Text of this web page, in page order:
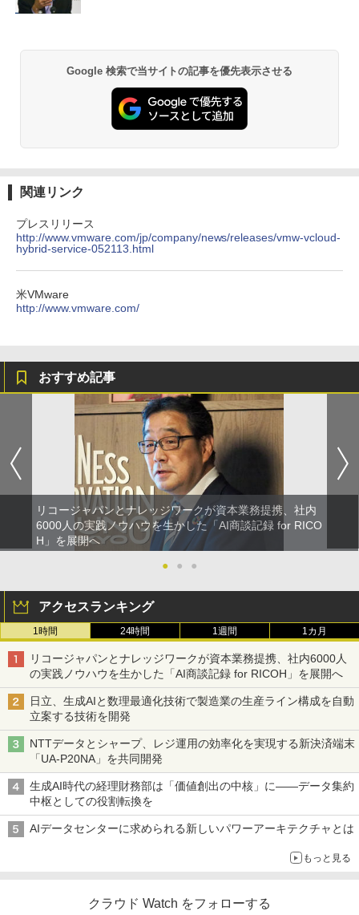
Google 検索で当サイトの記事を優先表示させる
関連リンク
プレスリリース
http://www.vmware.com/jp/company/news/releases/vmw-vcloud-
hybrid-service-052113.html
米VMware
http://www.vmware.com/
おすすめ記事
リコージャパンとナレッジワークが資本業務提携、社内
6000人の実践ノウハウを生かした「AI商談記録 for RICO
H」を展開へ
●
● ●
アクセスランキング
1時間 24時間 1週間 1カ月
リコージャパンとナレッジワークが資本業務提携、社内6000人
の実践ノウハウを生かした「AI商談記録 for RICOH」を展開へ
日立、生成AIと数理最適化技術で製造業の生産ライン構成を自動
立案する技術を開発
NTTデータとシャープ、レジ運用の効率化を実現する新決済端末
「UA-P20NA」を共同開発
生成AI時代の経理財務部は「価値創出の中核」に――データ集約
中枢としての役割転換を
AIデータセンターに求められる新しいパワーアーキテクチャとは
もっと見る
クラウド Watch をフォローする